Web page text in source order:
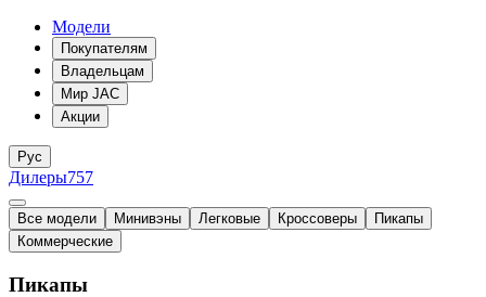
Модели
Покупателям
Владельцам
Мир JAC
Акции
Рус
Дилеры757
Все модели Минивэны Легковые Кроссоверы
Пикапы
Коммерческие
Пикапы